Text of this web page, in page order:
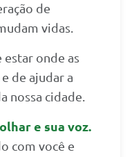
de
vidas.
estar onde as
de ajudar a
nossa cidade.
e sua voz.
com você e